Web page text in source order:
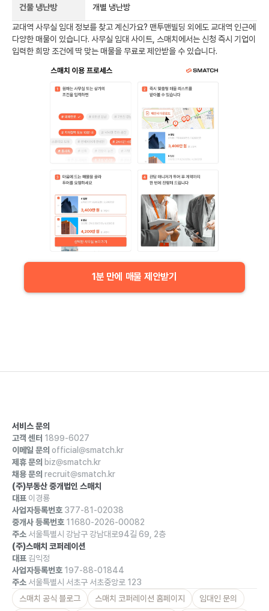
건물 냉난방 개별 냉난방
교대역 사무실 임대 정보를 찾고 계신가요? 맨투맨빌딩 외에도 교대역 인근에
다양한 매물이 있습니다. 사무실 임대 사이트, 스매치에서는 신청 즉시 기업이
입력한 희망 조건에 딱 맞는 매물을 무료로 제안받을 수 있습니다.
1분 만에 매물 제안받기
서비스 문의
고객 센터 1899-6027
이메일 문의 official@smatch.kr
제휴 문의 biz@smatch.kr
채용 문의 recruit@smatch.kr
(주)부동산 중개법인 스매치
대표 이경룡
사업자등록번호 377-81-02038
중개사 등록번호 11680-2026-00082
주소 서울특별시 강남구 강남대로94길 69, 2층
(주)스매치 코퍼레이션
대표 김익정
사업자등록번호 197-88-01844
주소 서울특별시 서초구 서초중앙로 123
스매치 공식 블로그
스매치 코퍼레이션 홈페이지 임대인 문의